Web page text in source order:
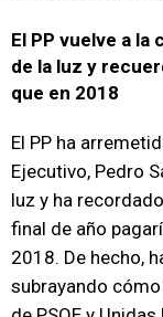
El PP vuelve a
de la luz y
que en 2018
El PP ha
Ejecutivo, Pedro
luz y ha
final de año
2018. De hecho,
subrayando